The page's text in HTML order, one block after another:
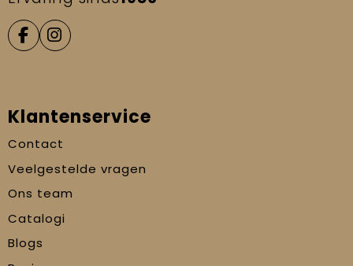
Klantenservice
Contact
Veelgestelde vragen
Ons team
Catalogi
Blogs